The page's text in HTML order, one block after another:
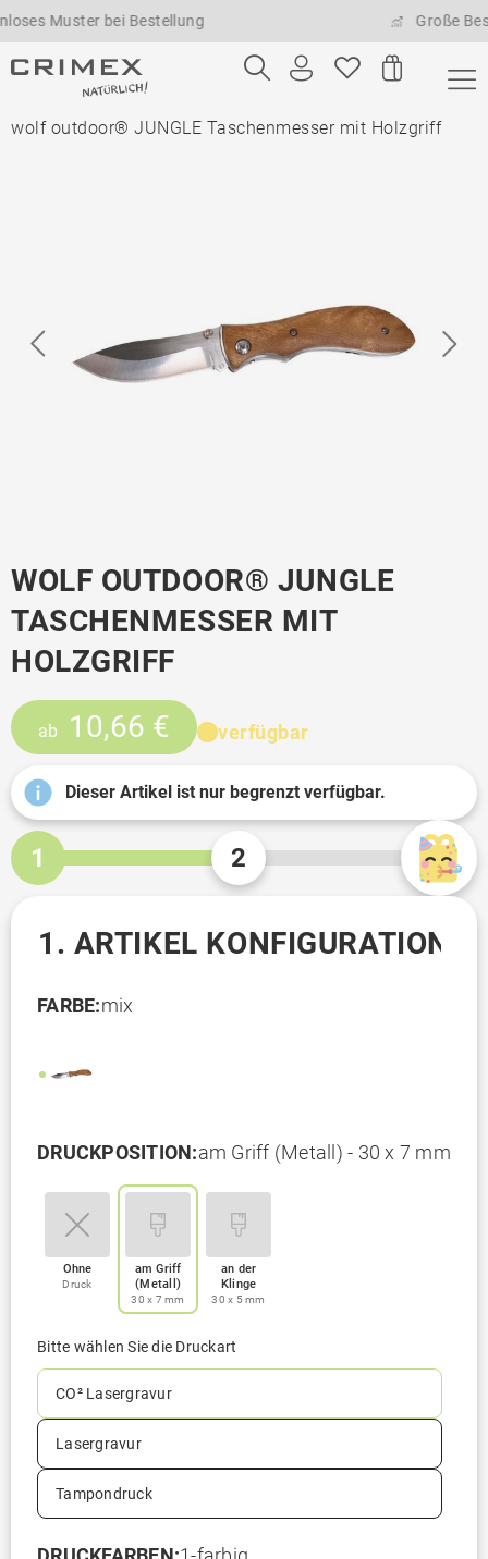
Muster bei Bestellung Große
wolf outdoor® JUNGLE Taschenmesser mit Holzgriff
WOLF OUTDOOR® JUNGLE
TASCHENMESSER MIT
HOLZGRIFF
ab 10,66 € verfügbar
Dieser Artikel ist nur begrenzt verfügbar.
1 2
1. ARTIKEL KONFIGURATION
FARBE:mix
DRUCKPOSITION:am Griff (Metall) - 30 x 7 mm
Ohne
Druck
am Griff
(Metall)
30 x 7 mm
an der
Klinge
30 x 5 mm
Bitte wählen Sie die Druckart
CO² Lasergravur
Lasergravur
Tampondruck